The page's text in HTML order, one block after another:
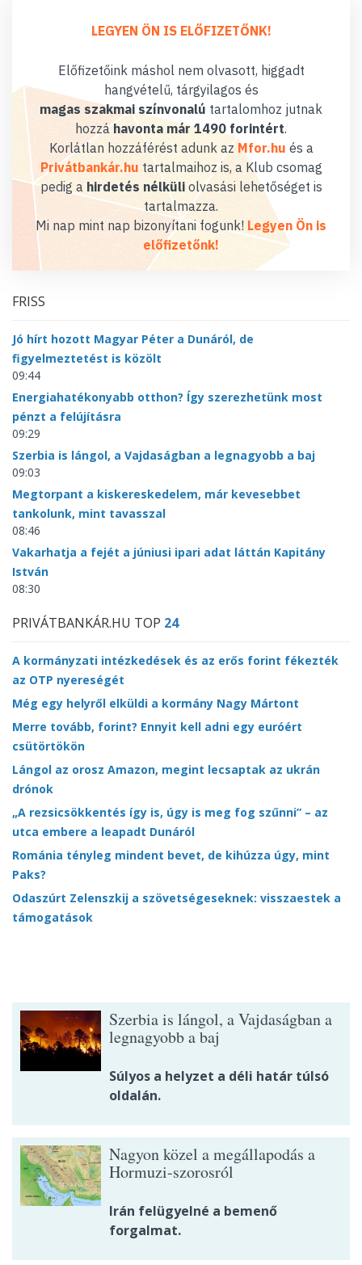
LEGYEN ÖN IS ELŐFIZETŐNK!
Előfizetőink máshol nem olvasott, higgadt
hangvételű, tárgyilagos és
magas szakmai színvonalú tartalomhoz jutnak
hozzáhavonta már 1490 forintért.
Korlátlan hozzáférést adunk az Mfor.hu és a
Privátbankár.hu tartalmaihoz is, a Klub csomag
pedig a hirdetés nélküliolvasási lehetőséget is
tartalmazza.
Mi nap mint nap bizonyítani fogunk! Legyen Ön is
előfizetőnk!
FRISS
Jó hírt hozott Magyar Péter a Dunáról, de
figyelmeztetést is közölt
09:44
Energiahatékonyabb otthon? Így szerezhetünk most
pénzt a felújításra
09:29
Szerbia is lángol, a Vajdaságban a legnagyobb a baj
09:03
Megtorpant a kiskereskedelem, már kevesebbet
tankolunk, mint tavasszal
08:46
Vakarhatja a fejét a júniusi ipari adat láttán Kapitány
István
08:30
PRIVÁTBANKÁR.HU TOP 24
A kormányzati intézkedések és az erős forint fékezték
az OTP nyereségét
Még egy helyről elküldi a kormány Nagy Mártont
Merre tovább, forint? Ennyit kell adni egy euróért
csütörtökön
Lángol az orosz Amazon, megint lecsaptak az ukrán
drónok
„A rezsicsökkentés így is, úgy is meg fog szűnni” – az
utca embere a leapadt Dunáról
Románia tényleg mindent bevet, de kihúzza úgy, mint
Paks?
Odaszúrt Zelenszkij a szövetségeseknek: visszaestek a
támogatások
Szerbia is lángol, a Vajdaságban a
legnagyobb a baj
Súlyos a helyzet a déli határ túlsó
oldalán.
Nagyon közel a megállapodás a
Hormuzi-szorosról
Irán felügyelné a bemenő
forgalmat.